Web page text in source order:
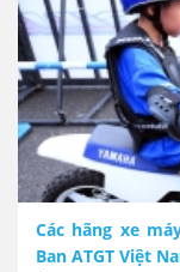
Các hãng xe
Ban ATGT Việt